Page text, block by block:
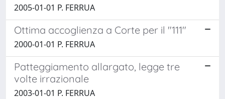
2005-01-01 P. FERRUA
Ottima accoglienza a Corte per il "111"
2000-01-01 P. FERRUA
Patteggiamento allargato, legge tre
volte irrazionale
2003-01-01 P. FERRUA